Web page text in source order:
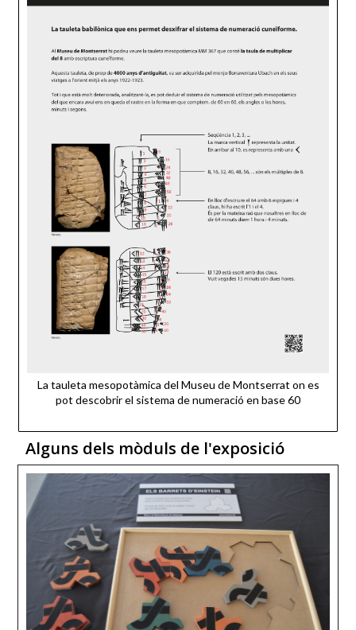
La tauleta mesopotàmica del Museu de Montserrat on es
pot descobrir el sistema de numeració en base 60
Alguns dels mòduls de l'exposició